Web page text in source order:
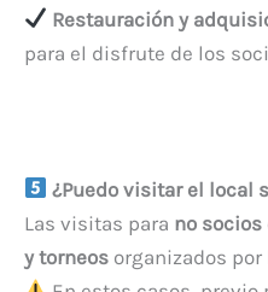
Restauración y
para el disfrute de los
¿Puedo visitar el local
Las visitas para no socios
y torneos organizados